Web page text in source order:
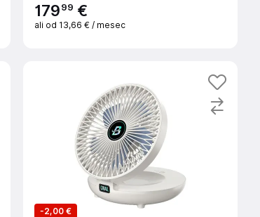
17999 €
ali od 13,66 € / mesec
-2,00 €